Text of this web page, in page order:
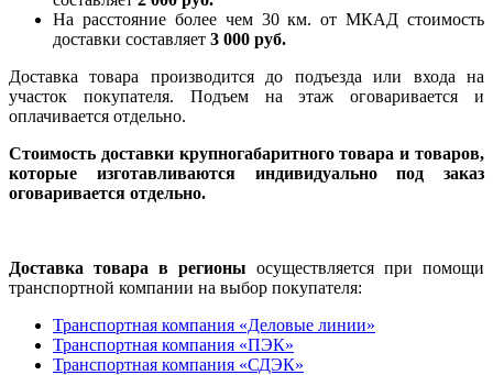
На расстояние более чем 30 км. от МКАД стоимость
доставки составляет 3 000 руб.
Доставка товара производится до подъезда или входа на
участок покупателя. Подъем на этаж оговаривается и
оплачивается отдельно.
Стоимость доставки крупногабаритного товара и товаров,
которые изготавливаются индивидуально под заказ
оговаривается отдельно.
Доставка товара в регионы осуществляется при помощи
транспортной компании на выбор покупателя:
Транспортная компания «Деловые линии»
Транспортная компания «ПЭК»
Транспортная компания «СДЭК»